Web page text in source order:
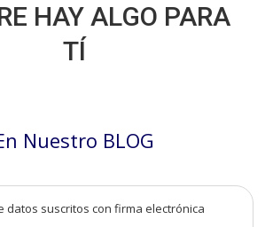
HAY ALGO PARA
TÍ
Nuestro BLOG
datos suscritos con firma electrónica